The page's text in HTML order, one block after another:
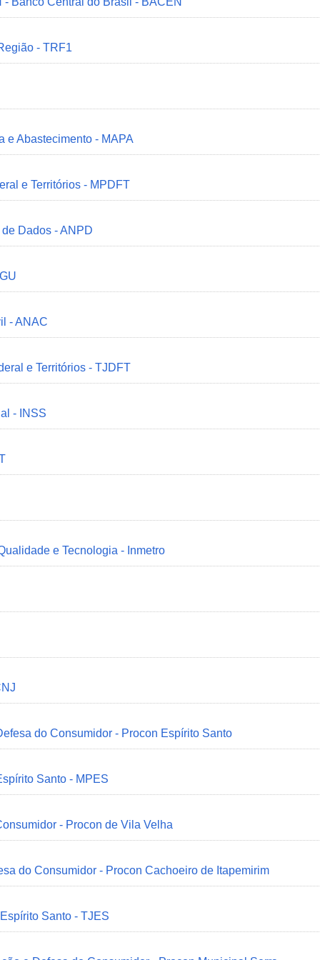
- TRF1
e Abastecimento - MAPA
e Territórios - MPDFT
Dados - ANPD
- ANAC
e Territórios - TJDFT
- INSS
e Tecnologia - Inmetro
do Consumidor - Procon Espírito Santo
Santo - MPES
- Procon de Vila Velha
do Consumidor - Procon Cachoeiro de Itapemirim
Santo - TJES